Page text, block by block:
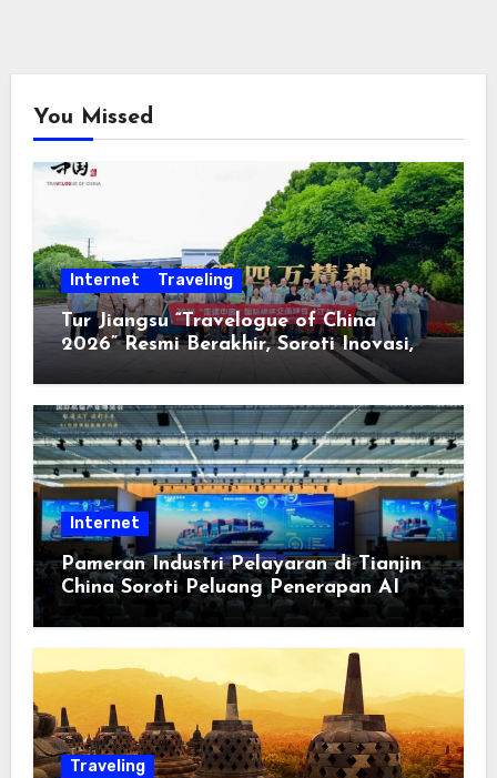
You Missed
Internet Traveling
Tur Jiangsu “Travelogue of China
2026” Resmi Berakhir, Soroti Inovasi,
Keterbukaan, dan Pembangunan
Berorientasi pada Masyarakat
Internet
Pameran Industri Pelayaran di Tianjin
China Soroti Peluang Penerapan AI
Traveling